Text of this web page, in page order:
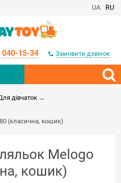
UA RU
040-15-34 Замовити дзвінок
дівчаток →
(класична, кошик)
Melogo
кошик)